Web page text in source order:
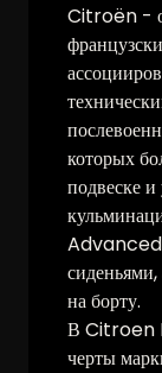
Citroën -
которых
подвеске
Advanced
на борту.
В Citroen
черты